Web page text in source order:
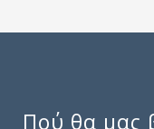
Πού θα μας